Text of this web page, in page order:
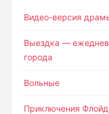
Видео-версия
Выездка —
города
Вольные
Приключения